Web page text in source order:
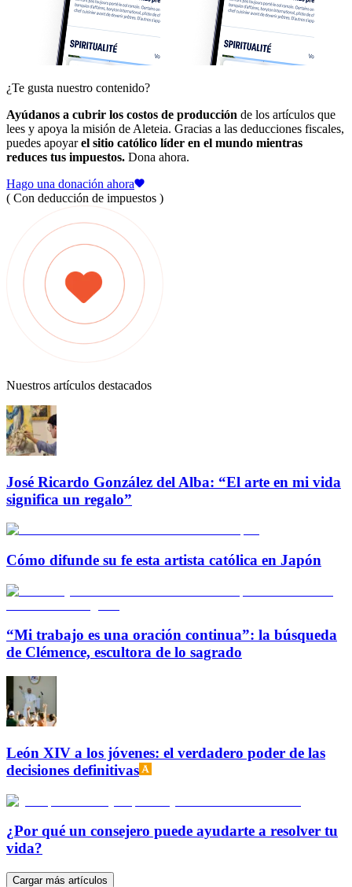
¿Te gusta nuestro contenido?
Ayúdanos a cubrir los costos de producción de los artículos que
lees y apoya la misión de Aleteia. Gracias a las deducciones fiscales,
puedes apoyarel sitio católico líder en el mundo mientras
reduces tus impuestos. Dona ahora.
Hago una donación ahora
( Con deducción de impuestos )
Nuestros artículos destacados
José Ricardo González del Alba: “El arte en mi vida
significa un regalo”
Cómo difunde su fe esta artista católica en Japón
“Mi trabajo es una oración continua”: la búsqueda
de Clémence, escultora de lo sagrado
León XIV a los jóvenes: el verdadero poder de las
decisiones definitivas
¿Por qué un consejero puede ayudarte a resolver tu
vida?
Cargar más artículos